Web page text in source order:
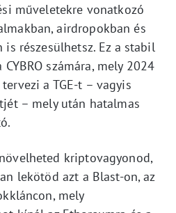
műveletekre vonatkozó
airdropokban és
részesülhetsz. Ez a stabil
számára, mely 2024
a TGE-t – vagyis
– mely után hatalmas
kriptovagyonod,
lekötöd azt a Blast-on, az
mely